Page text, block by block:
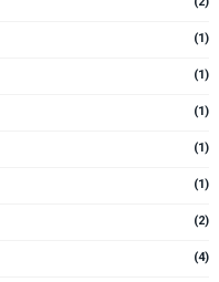
(1)
(1)
(1)
(1)
(1)
(2)
(4)